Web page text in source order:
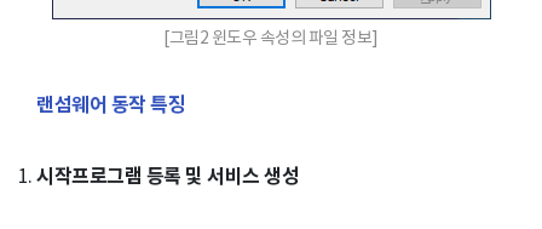
[그림2 윈도우 속성의 파일 정보]
랜섬웨어 동작 특징
시작프로그램 등록 및 서비스 생성